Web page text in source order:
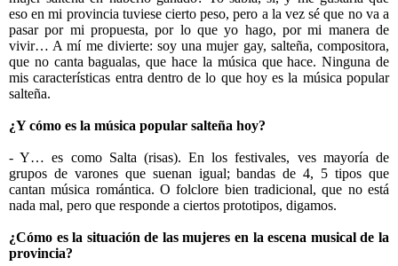
eso en mi provincia tuviese cierto peso, pero a la vez sé que no va a
pasar por mi propuesta, por lo que yo hago, por mi manera de
vivir… A mí me divierte: soy una mujer gay, salteña, compositora,
que no canta bagualas, que hace la música que hace. Ninguna de
mis características entra dentro de lo que hoy es la música popular
salteña.
¿Y cómo es la música popular salteña hoy?
- Y… es como Salta (risas). En los festivales, ves mayoría de
grupos de varones que suenan igual; bandas de 4, 5 tipos que
cantan música romántica. O folclore bien tradicional, que no está
nada mal, pero que responde a ciertos prototipos, digamos.
¿Cómo es la situación de las mujeres en la escena musical de la
provincia?